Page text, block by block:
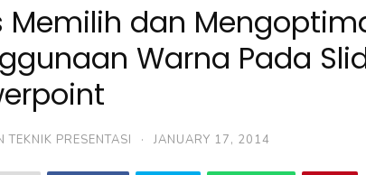
Memilih dan
Warna Pada
TEKNIK PRESENTASI · JANUARY 17, 2014